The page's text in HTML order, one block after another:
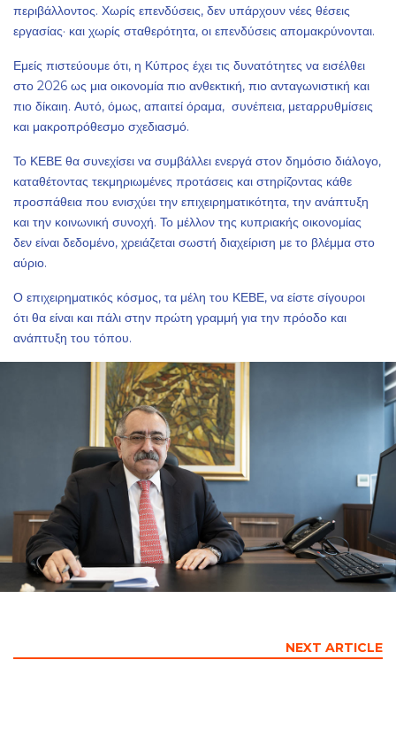
περιβάλλοντος. Χωρίς επενδύσεις, δεν υπάρχουν νέες θέσεις
εργασίας· και χωρίς σταθερότητα, οι επενδύσεις απομακρύνονται.
Εμείς πιστεύουμε ότι, η Κύπρος έχει τις δυνατότητες να εισέλθει
στο 2026 ως μια οικονομία πιο ανθεκτική, πιο ανταγωνιστική και
πιο δίκαιη. Αυτό, όμως, απαιτεί όραμα, συνέπεια, μεταρρυθμίσεις
και μακροπρόθεσμο σχεδιασμό.
Το ΚΕΒΕ θα συνεχίσει να συμβάλλει ενεργά στον δημόσιο διάλογο,
καταθέτοντας τεκμηριωμένες προτάσεις και στηρίζοντας κάθε
προσπάθεια που ενισχύει την επιχειρηματικότητα, την ανάπτυξη
και την κοινωνική συνοχή. Το μέλλον της κυπριακής οικονομίας
δεν είναι δεδομένο, χρειάζεται σωστή διαχείριση με το βλέμμα στο
αύριο.
Ο επιχειρηματικός κόσμος, τα μέλη του ΚΕΒΕ, να είστε σίγουροι
ότι θα είναι και πάλι στην πρώτη γραμμή για την πρόοδο και
ανάπτυξη του τόπου.
NEXT ARTICLE